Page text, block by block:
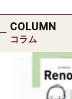
COLUMN
コラム